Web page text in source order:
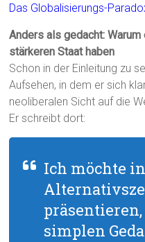
Das Globalisierungs-
Anders als gedacht:
stärkeren Staat haben
Schon in der Einleitung zu
Aufsehen, in dem er sich
neoliberalen Sicht auf die
Er schreibt dort:
Ich möchte
simplen